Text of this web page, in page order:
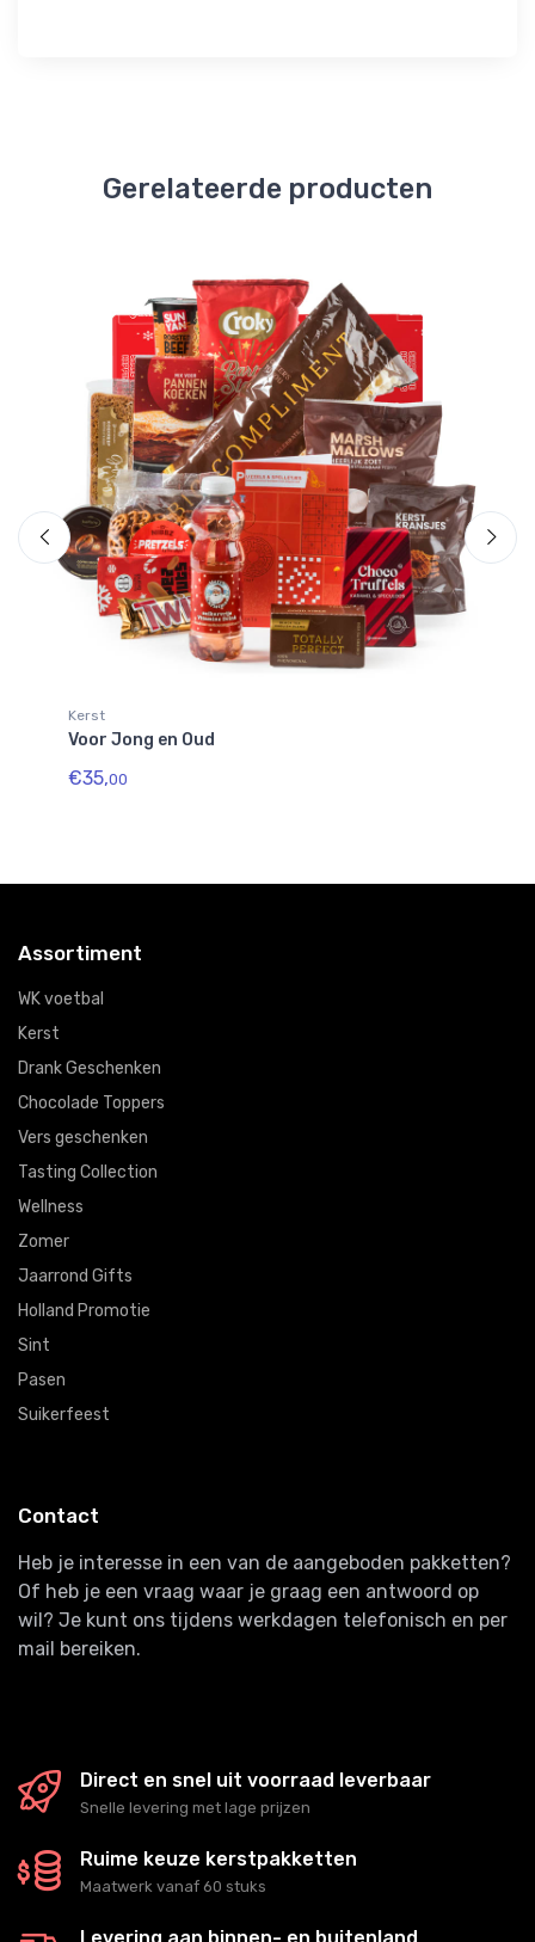
Gerelateerde producten
Kerst
Voor Jong en Oud
€35,00
Assortiment
WK voetbal
Kerst
Drank Geschenken
Chocolade Toppers
Vers geschenken
Tasting Collection
Wellness
Zomer
Jaarrond Gifts
Holland Promotie
Sint
Pasen
Suikerfeest
Contact
Heb je interesse in een van de aangeboden pakketten?
Of heb je een vraag waar je graag een antwoord op
wil? Je kunt ons tijdens werkdagen telefonisch en per
mail bereiken.
Direct en snel uit voorraad leverbaar
Snelle levering met lage prijzen
Ruime keuze kerstpakketten
Maatwerk vanaf 60 stuks